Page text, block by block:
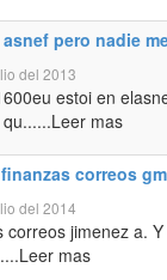
pero nadie
del 2013
estoi en
mas
correos
del 2014
correos jimenez a.
mas